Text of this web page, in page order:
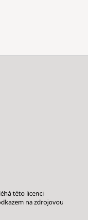
této licenci
na zdrojovou